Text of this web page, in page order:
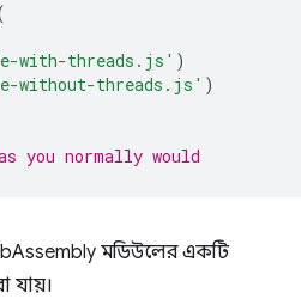
with-threads.js' )
without-threads.js' )
you normally would
মডিউলের একটি
যায়।